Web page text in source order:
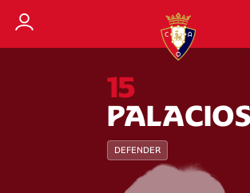
15
PALACIOS
DEFENDER